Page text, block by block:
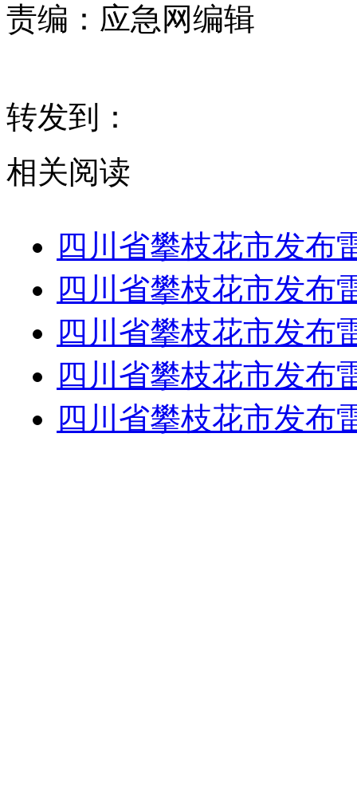
责编： 应急网编辑
转发到：
相关阅读
四川省攀枝花市发布
四川省攀枝花市发布
四川省攀枝花市发布
四川省攀枝花市发布
四川省攀枝花市发布